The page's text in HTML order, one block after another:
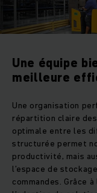
Une équipe
meilleure
Une organisation
répartition claire
optimale entre les
structurée permet
productivité, mais
l’espace de
commandes. Grâce à